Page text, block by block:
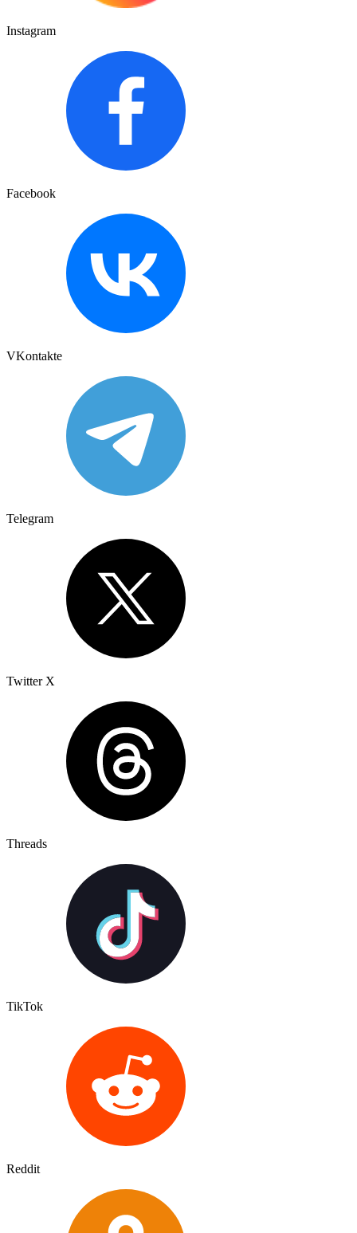
Instagram
Facebook
VKontakte
Telegram
Twitter X
Threads
TikTok
Reddit